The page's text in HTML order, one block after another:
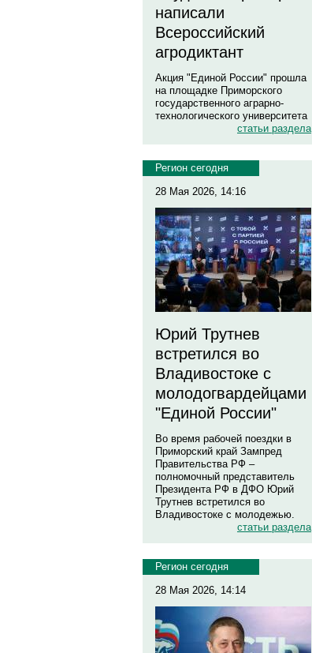
написали
Всероссийский
агродиктант
Акция "Единой России" прошла
на площадке Приморского
государственного аграрно-
технологического университета
статьи раздела
Регион сегодня
28 Мая 2026, 14:16
Юрий Трутнев
встретился во
Владивостоке с
молодогвардейцами
"Единой России"
Во время рабочей поездки в
Приморский край Зампред
Правительства РФ –
полномочный представитель
Президента РФ в ДФО Юрий
Трутнев встретился во
Владивостоке с молодежью.
статьи раздела
Регион сегодня
28 Мая 2026, 14:14